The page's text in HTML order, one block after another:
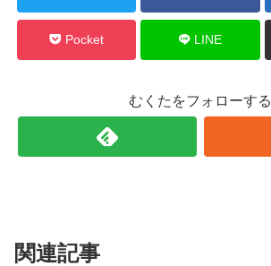
Pocket LINE
むくたをフォローする
関連記事